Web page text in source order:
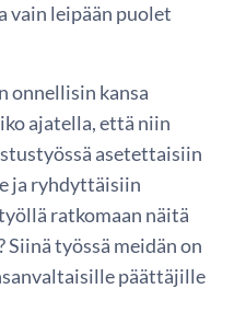
vain leipään puolet
onnellisin kansa
ajatella, että niin
asetettaisiin
ja ryhdyttäisiin
ratkomaan näitä
Siinä työssä meidän on
päättäjille